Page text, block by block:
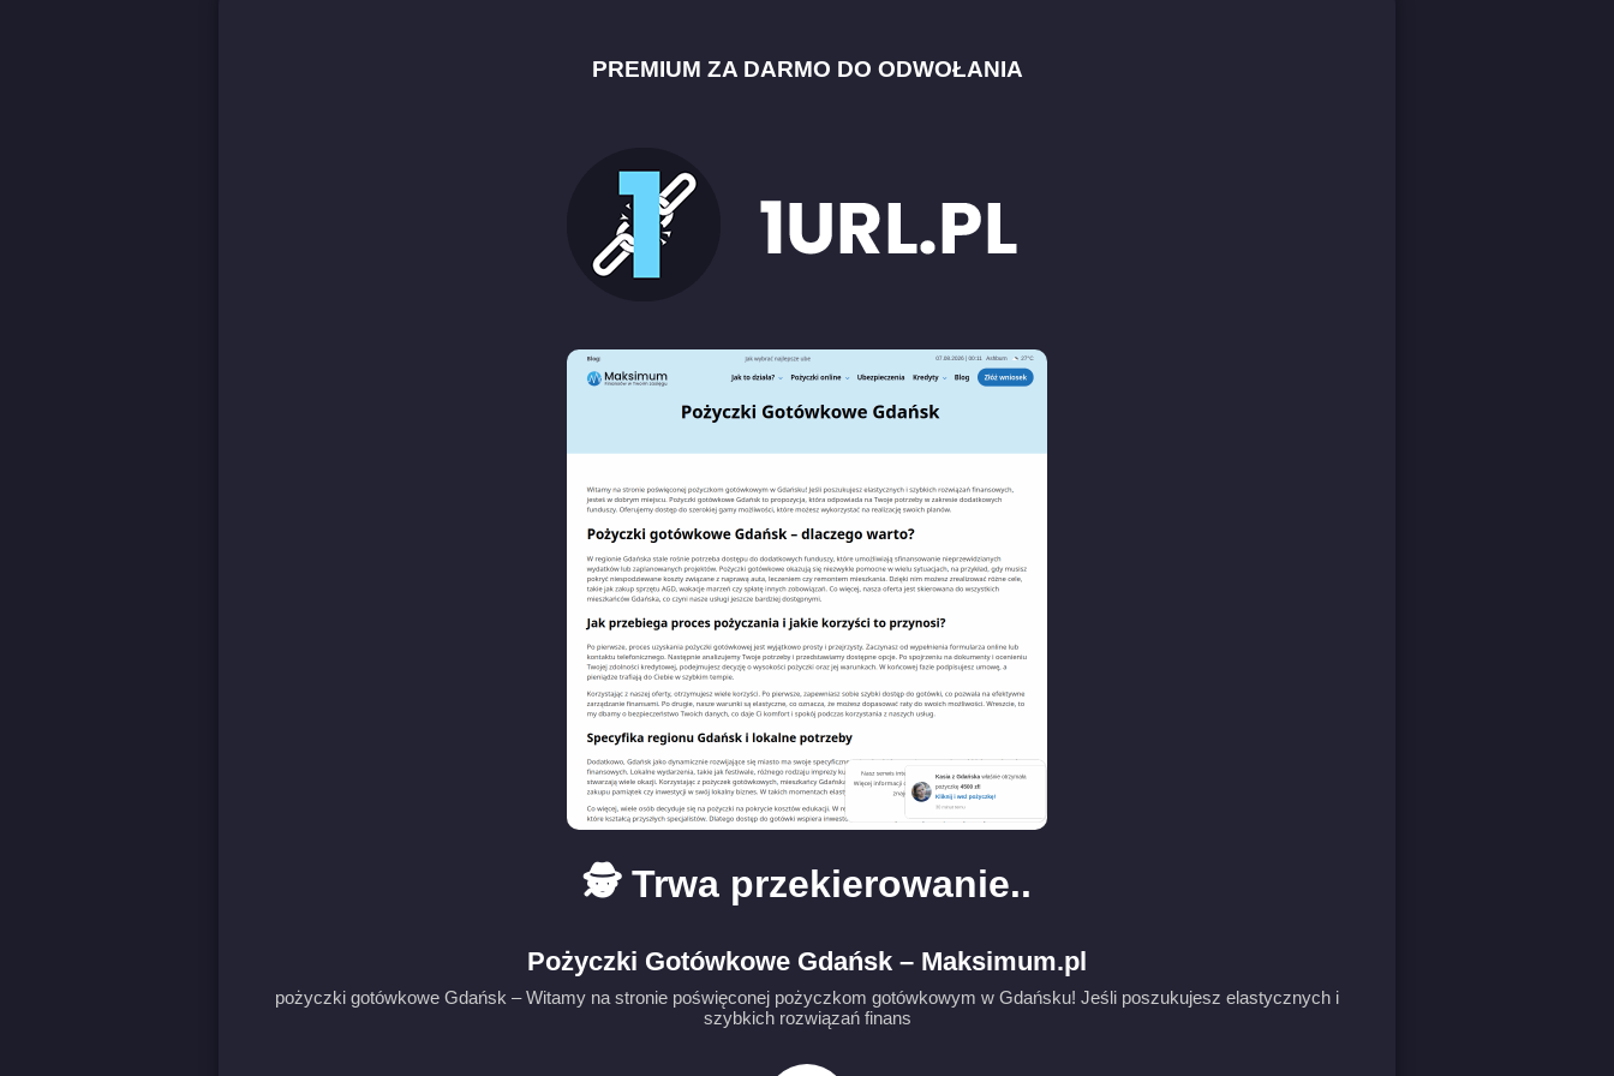
PREMIUM ZA DARMO DO ODWOŁANIA
🕵️ Trwa przekierowanie..
Pożyczki Gotówkowe Gdańsk – Maksimum.pl
pożyczki gotówkowe Gdańsk – Witamy na stronie poświęconej pożyczkom gotówkowym w Gdańsku! Jeśli poszukujesz elastycznych i
szybkich rozwiązań finans